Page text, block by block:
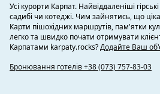
Усі курорти Карпат. Найвіддаленіші
садибі чи котеджі. Чим зайнятись, що
Карти пішохідних маршрутів, пам'ятки
легко та швидко почати отримувати
Карпатами karpaty.rocks?Додайте Ваш
Бронювання готелів +38 (073) 757-83-03